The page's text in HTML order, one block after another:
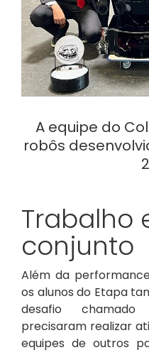
A equipe do
robôs
Trabalho
conjunto
Além da
os alunos do Etapa
desafio
precisaram realizar
equipes de outros